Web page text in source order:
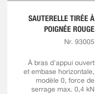
SAUTERELLE TIRÉE À
POIGNÉE ROUGE
Nr. 93005
À bras d'appui ouvert
et embase horizontale,
modèle 0, force de
serrage max. 0,4 kN